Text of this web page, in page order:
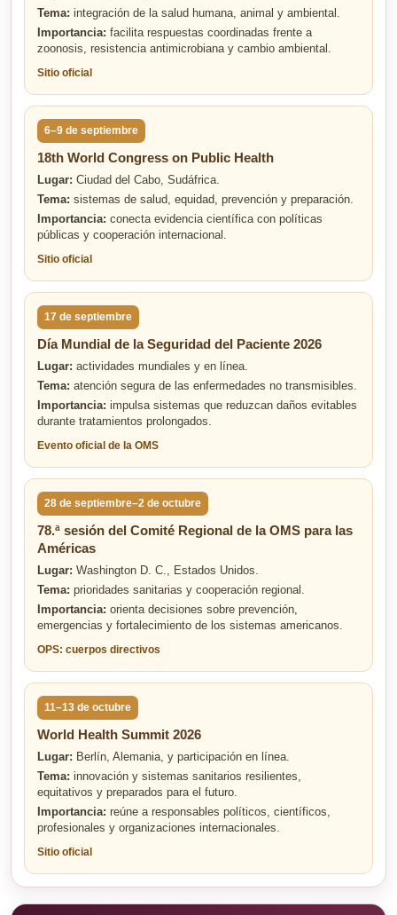
Tema: integración de la salud humana, animal y ambiental.
Importancia: facilita respuestas coordinadas frente a
zoonosis, resistencia antimicrobiana y cambio ambiental.
Sitio oficial
6–9 de septiembre
18th World Congress on Public Health
Lugar: Ciudad del Cabo, Sudáfrica.
Tema: sistemas de salud, equidad, prevención y preparación.
Importancia: conecta evidencia científica con políticas
públicas y cooperación internacional.
Sitio oficial
17 de septiembre
Día Mundial de la Seguridad del Paciente 2026
Lugar: actividades mundiales y en línea.
Tema: atención segura de las enfermedades no transmisibles.
Importancia: impulsa sistemas que reduzcan daños evitables
durante tratamientos prolongados.
Evento oficial de la OMS
28 de septiembre–2 de octubre
78.ª sesión del Comité Regional de la OMS para las
Américas
Lugar: Washington D. C., Estados Unidos.
Tema: prioridades sanitarias y cooperación regional.
Importancia: orienta decisiones sobre prevención,
emergencias y fortalecimiento de los sistemas americanos.
OPS: cuerpos directivos
11–13 de octubre
World Health Summit 2026
Lugar: Berlín, Alemania, y participación en línea.
Tema: innovación y sistemas sanitarios resilientes,
equitativos y preparados para el futuro.
Importancia: reúne a responsables políticos, científicos,
profesionales y organizaciones internacionales.
Sitio oficial